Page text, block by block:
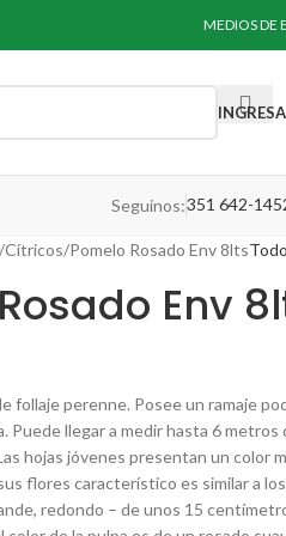
MEDIOS DE
Seguinos:351 642-
Cítricos Pomelo Rosado Env 8lts
Env
follaje perenne. Posee un ramaje
Puede llegar a medir hasta 6 metros
hojas jóvenes presentan un color
flores característico es similar a
redondo – de unos 15